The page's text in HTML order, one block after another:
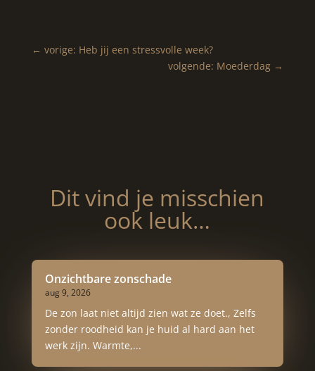
← vorige: Heb jij een stressvolle week?
volgende: Moederdag →
Dit vind je misschien
ook leuk…
Onzichtbare zonschade
aug 9, 2026
De zon laat niet altijd zien wat ze doet., Zelfs
zonder roodheid kan je huid al hard aan het
werk zijn. Warmte,...